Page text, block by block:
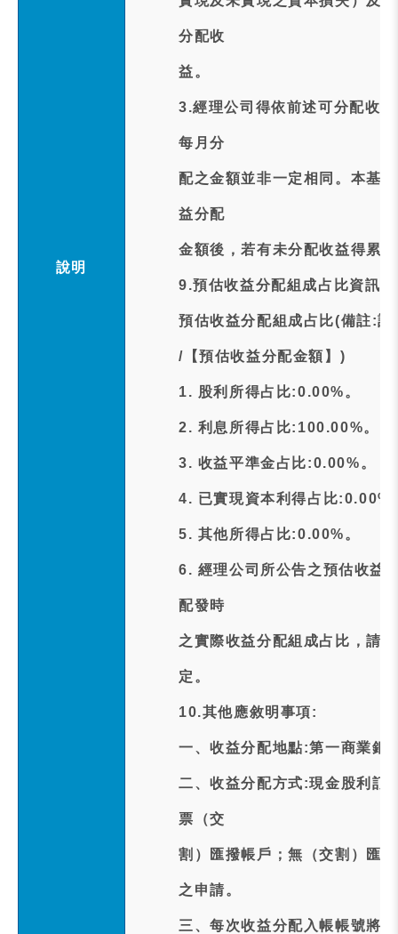
說明
分配收
益。
3.經理公司得依前述可分配收
每月分
配之金額並非一定相同。本基
益分配
金額後，若有未分配收益得累
9.預估收益分配組成占比資訊:
預估收益分配組成占比(備註:
/【預估收益分配金額】)
1. 股利所得占比:0.00%。
2. 利息所得占比:100.00%。
3. 收益平準金占比:0.00%。
4. 已實現資本利得占比:0.00%
5. 其他所得占比:0.00%。
6. 經理公司所公告之預估收益
配發時
之實際收益分配組成占比，請
定。
10.其他應敘明事項:
一、收益分配地點:第一商業銀
二、收益分配方式:現金股利訂
票（交
割）匯撥帳戶；無（交割）匯
之申請。
三、每次收益分配入帳帳號將